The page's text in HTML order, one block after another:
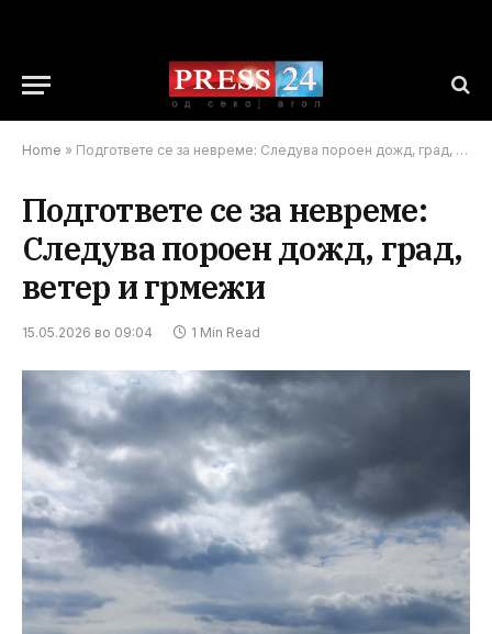
Home » Подгответе се за невреме: Следува пороен дожд, град, ветер и грмежи
Подгответе се за невреме:
Следува пороен дожд, град,
ветер и грмежи
15.05.2026 во 09:04 1 Min Read